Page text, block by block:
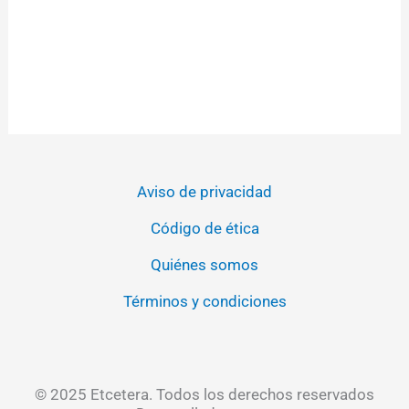
Aviso de privacidad
Código de ética
Quiénes somos
Términos y condiciones
© 2025 Etcetera. Todos los derechos reservados